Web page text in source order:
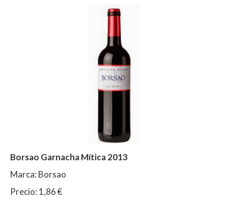
Borsao Garnacha Mítica 2013
Marca: Borsao
Precio: 1,86 €